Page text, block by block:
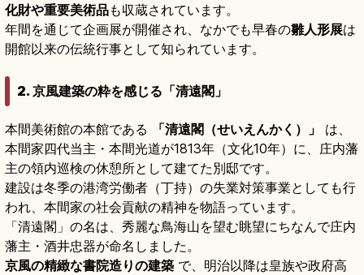
化財や重要美術品も収蔵されています。
年間を通じて企画展が開催され、なかでも早春の雛人形展は
開館以来の伝統行事として知られています。
2. 京風建築の粋を感じる「清遠閣」
本間美術館の本館である 「清遠閣（せいえんかく）」
は、
本間家四代当主・本間光道が1813年（文化10年）に、庄内藩
主の領内巡検の休憩所として建てた別邸です。
建設は冬季の港湾労働者（丁持）の失業対策事業としても行
われ、本間家の社会貢献の精神を物語っています。
「清遠閣」の名は、秀麗な鳥海山を望む眺望にちなんで庄内
藩主・酒井忠器が命名しました。
京風の精緻な書院造りの建築 で、明治以降は皇族や政府高